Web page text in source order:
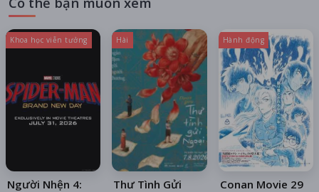
Khoa học viễn tưởng
Người Nhện 4:
Hài
Thư Tình Gửi
Hành động
Conan Movie 29